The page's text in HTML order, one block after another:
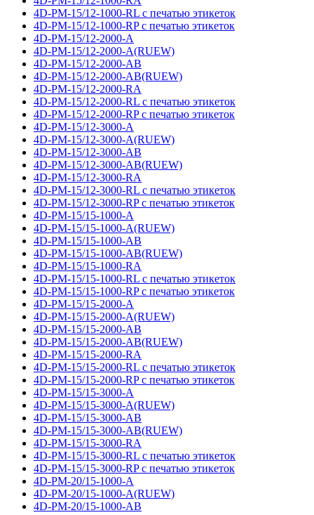
4D-PM-15/12-1000-RL с печатью этикеток
4D-PM-15/12-1000-RP с печатью этикеток
4D-PM-15/12-2000-A
4D-PM-15/12-2000-A(RUEW)
4D-PM-15/12-2000-AB
4D-PM-15/12-2000-AB(RUEW)
4D-PM-15/12-2000-RA
4D-PM-15/12-2000-RL с печатью этикеток
4D-PM-15/12-2000-RP с печатью этикеток
4D-PM-15/12-3000-A
4D-PM-15/12-3000-A(RUEW)
4D-PM-15/12-3000-AB
4D-PM-15/12-3000-AB(RUEW)
4D-PM-15/12-3000-RA
4D-PM-15/12-3000-RL с печатью этикеток
4D-PM-15/12-3000-RP с печатью этикеток
4D-PM-15/15-1000-A
4D-PM-15/15-1000-A(RUEW)
4D-PM-15/15-1000-AB
4D-PM-15/15-1000-AB(RUEW)
4D-PM-15/15-1000-RA
4D-PM-15/15-1000-RL с печатью этикеток
4D-PM-15/15-1000-RP с печатью этикеток
4D-PM-15/15-2000-A
4D-PM-15/15-2000-A(RUEW)
4D-PM-15/15-2000-AB
4D-PM-15/15-2000-AB(RUEW)
4D-PM-15/15-2000-RA
4D-PM-15/15-2000-RL с печатью этикеток
4D-PM-15/15-2000-RP с печатью этикеток
4D-PM-15/15-3000-A
4D-PM-15/15-3000-A(RUEW)
4D-PM-15/15-3000-AB
4D-PM-15/15-3000-AB(RUEW)
4D-PM-15/15-3000-RA
4D-PM-15/15-3000-RL с печатью этикеток
4D-PM-15/15-3000-RP с печатью этикеток
4D-PM-20/15-1000-A
4D-PM-20/15-1000-A(RUEW)
4D-PM-20/15-1000-AB